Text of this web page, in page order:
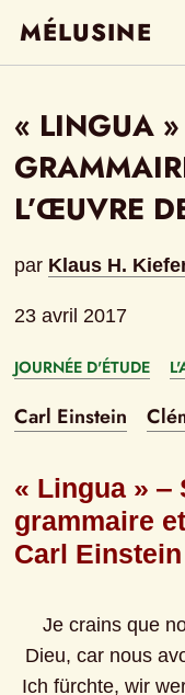
MÉLUSINE
« LINGUA
L’ŒUVRE
par Klaus H.
23 avril 2017
JOURNÉE D'ÉTUDE
Carl Einstein
« Lingua »
grammaire
Carl Einstein
Je crains que
Dieu, car nous
Ich fürchte, wir